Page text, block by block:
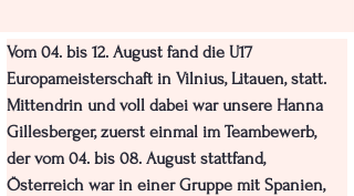
Vom 04. bis 12. August fand die U17
Europameisterschaft in Vilnius, Litauen, statt.
Mittendrin und voll dabei war unsere Hanna
Gillesberger, zuerst einmal im Teambewerb,
der vom 04. bis 08. August stattfand,
Österreich war in einer Gruppe mit Spanien,